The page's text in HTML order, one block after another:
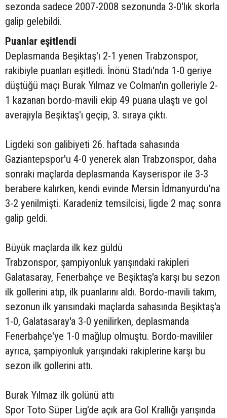
sezonda sadece 2007-2008 sezonunda 3-0'lık skorla
galip gelebildi.
Puanlar eşitlendi
Deplasmanda Beşiktaş'ı 2-1 yenen Trabzonspor,
rakibiyle puanları eşitledi. İnönü Stadı'nda 1-0 geriye
düştüğü maçı Burak Yılmaz ve Colman'ın golleriyle 2-
1 kazanan bordo-mavili ekip 49 puana ulaştı ve gol
averajıyla Beşiktaş'ı geçip, 3. sıraya çıktı.
Ligdeki son galibiyeti 26. haftada sahasında
Gaziantepspor'u 4-0 yenerek alan Trabzonspor, daha
sonraki maçlarda deplasmanda Kayserispor ile 3-3
berabere kalırken, kendi evinde Mersin İdmanyurdu'na
3-2 yenilmişti. Karadeniz temsilcisi, ligde 2 maç sonra
galip geldi.
Büyük maçlarda ilk kez güldü
Trabzonspor, şampiyonluk yarışındaki rakipleri
Galatasaray, Fenerbahçe ve Beşiktaş'a karşı bu sezon
ilk gollerini atıp, ilk puanlarını aldı. Bordo-mavili takım,
sezonun ilk yarısındaki maçlarda sahasında Beşiktaş'a
1-0, Galatasaray'a 3-0 yenilirken, deplasmanda
Fenerbahçe'ye 1-0 mağlup olmuştu. Bordo-mavililer
ayrıca, şampiyonluk yarışındaki rakiplerine karşı bu
sezon ilk gollerini attı.
Burak Yılmaz ilk golünü attı
Spor Toto Süper Lig'de açık ara Gol Krallığı yarışında